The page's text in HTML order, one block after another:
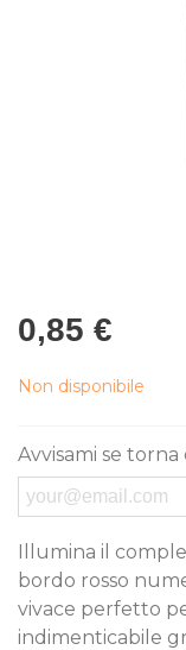
0,85 €
Non disponibile
Avvisami se
Illumina il
bordo rosso
vivace perfetto
indimenticabile